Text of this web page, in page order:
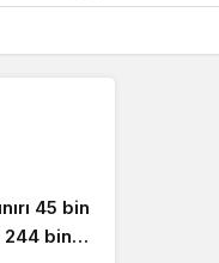
45 bin
244 bin